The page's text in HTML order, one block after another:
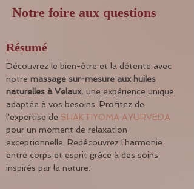
Notre foire aux questions
Résumé
Découvrez le bien-être et la détente avec
notre massage sur-mesure aux huiles
naturelles à Velaux, une expérience unique
adaptée à vos besoins. Profitez de
l'expertise de SHAKTIYOMA AYURVEDA
pour un moment de relaxation
exceptionnelle. Redécouvrez l'harmonie
entre corps et esprit grâce à des soins
inspirés par la nature.